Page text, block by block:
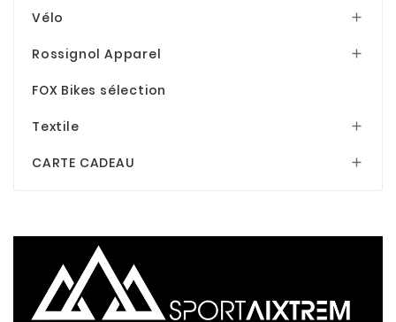
Vélo 
Rossignol Apparel 
FOX Bikes sélection
Textile 
CARTE CADEAU 